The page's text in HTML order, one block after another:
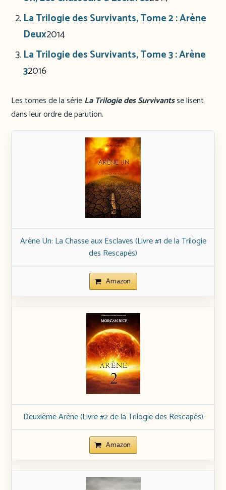
La Trilogie des Survivants, Tome 2 : Arène
Deux2014
La Trilogie des Survivants, Tome 3 : Arène
32016
Les tomes de la sérieLa Trilogie des Survivantsse lisent
dans leur ordre de parution.
Arène Un: La Chasse aux Esclaves (Livre #1 de la Trilogie
des Rescapés)
Amazon
Deuxième Arène (Livre #2 de la Trilogie des Rescapés)
Amazon